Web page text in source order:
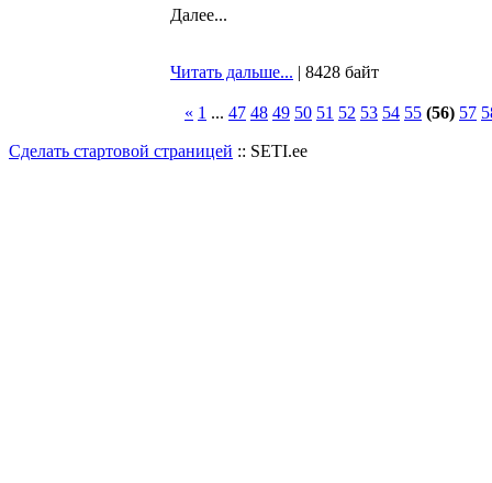
Далее...
Читать дальше... | 8428 байт
« 1 ... 47 48 49 50 51 52 53 54 55 (56) 57
Сделать стартовой страницей :: SETI.ee